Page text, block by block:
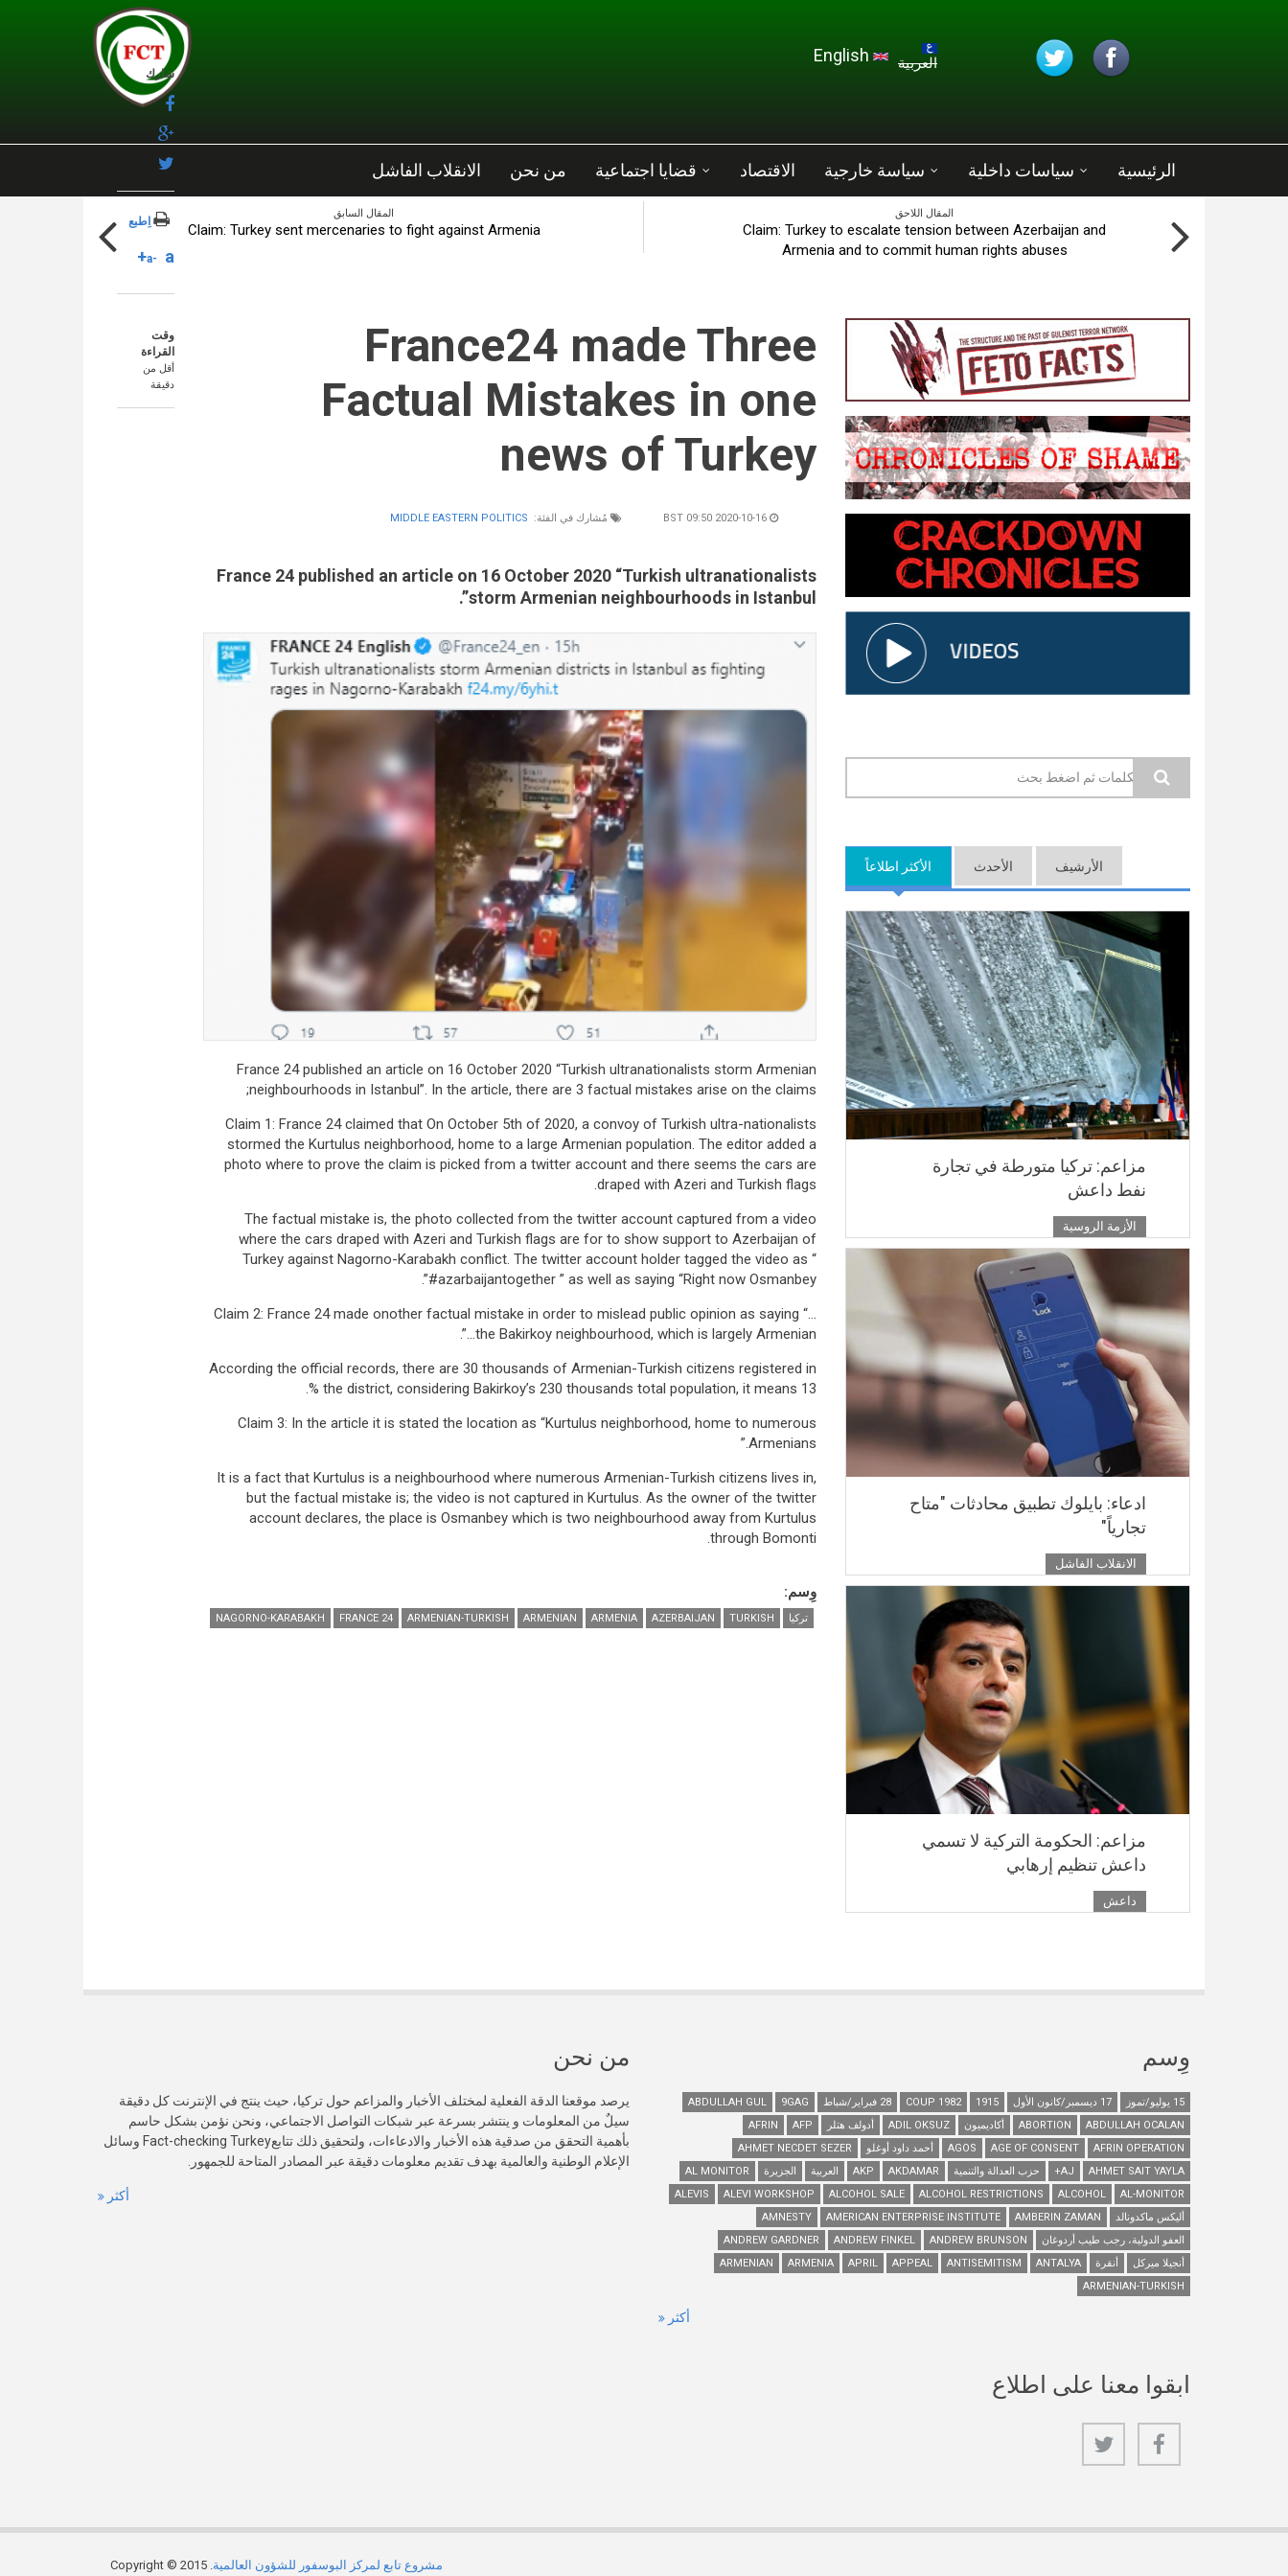
العربية
الرئيسية سياسات داخلية سياسة خارجية الاقتصاد قضايا اجتماعية من نحن الانقلاب الفاشل
المقال السابق
Claim: Turkey sent mercenaries to fight against Armenia
المقال اللاحق
Claim: Turkey to escalate tension between Azerbaijan and
Armenia and to commit human rights abuses
وقت
القراءة
أقل من
دقيقة
شارك
اِطبع
a- a+
France24 made Three
Factual Mistakes in one
news of Turkey
مُشارك في الفئة: MIDDLE EASTERN POLITICS
France 24 published an article on 16 October 2020 “Turkish ultranationalists
storm Armenian neighbourhoods in Istanbul”.
France 24 published an article on 16 October 2020 “Turkish ultranationalists storm Armenian
neighbourhoods in Istanbul”. In the article, there are 3 factual mistakes arise on the claims;
Claim 1: France 24 claimed that On October 5th of 2020, a convoy of Turkish ultra-nationalists
stormed the Kurtulus neighborhood, home to a large Armenian population. The editor added a
photo where to prove the claim is picked from a twitter account and there seems the cars are
draped with Azeri and Turkish flags.
The factual mistake is, the photo collected from the twitter account captured from a video
where the cars draped with Azeri and Turkish flags are for to show support to Azerbaijan of
Turkey against Nagorno-Karabakh conflict. The twitter account holder tagged the video as “
#azarbaijantogether ” as well as saying “Right now Osmanbey”.
Claim 2: France 24 made onother factual mistake in order to mislead public opinion as saying “…
the Bakirkoy neighbourhood, which is largely Armenian…”.
According the official records, there are 30 thousands of Armenian-Turkish citizens registered in
the district, considering Bakirkoy’s 230 thousands total population, it means 13 %.
Claim 3: In the article it is stated the location as “Kurtulus neighborhood, home to numerous
Armenians.”
It is a fact that Kurtulus is a neighbourhood where numerous Armenian-Turkish citizens lives in,
but the factual mistake is; the video is not captured in Kurtulus. As the owner of the twitter
account declares, the place is Osmanbey which is two neighbourhood away from Kurtulus
through Bomonti.
وِسم:
تركيا TURKISH
AZERBAIJAN
ARMENIA
ARMENIAN
ARMENIAN-TURKISH
FRANCE 24
NAGORNO-KARABAKH
استمارة البحث
الأكثر اطلاعاً(علامة التبويب النشطة) الأحدث الأرشيف
مزاعم: تركيا متورطة في تجارة
نفط داعش
الأزمة الروسية
ادعاء: بايلوك تطبيق محادثات "متاح
تجارياً"
الانقلاب الفاشل
مزاعم: الحكومة التركية لا تسمي
داعش تنظيم إرهابي
داعش
من نحن
يرصد موقعنا الدقة الفعلية لمختلف الأخبار والمزاعم حول تركيا، حيث ينتج في الإنترنت كل دقيقة
سيلٌ من المعلومات و ينتشر بسرعة عبر شبكات التواصل الاجتماعي، ونحن نؤمن بشكل حاسم
بأهمية التحقق من صدقية هذه الأخبار والادعاءات، ولتحقيق ذلك تتابعFact-checking Turkey وسائل
الإعلام الوطنية والعالمية بهدف تقديم معلومات دقيقة عبر المصادر المتاحة للجمهور.
أكثر
وِسم
15 يوليو/تموز 17 ديسمبر/كانون الأول 1915
1982 COUP 28 فبراير/شباط 9GAG
ABDULLAH GUL
ABDULLAH OCALAN
ABORTION أكاديميون ADIL OKSUZ أدولف هتلر AFP
AFRIN
AFRIN OPERATION
AGE OF CONSENT
AGOS أحمد داود أوغلو
AHMET NECDET SEZER
AHMET SAIT YAYLA
AJ+ حزب العدالة والتنمية AKDAMAR
AKP العربية الجزيرة
AL MONITOR
AL-MONITOR
ALCOHOL
ALCOHOL RESTRICTIONS
ALCOHOL SALE
ALEVI WORKSHOP
ALEVIS
أليكس ماكدونالد
AMBERIN ZAMAN
AMERICAN ENTERPRISE INSTITUTE
AMNESTY
العفو الدولية، رجب طيب أردوغان
ANDREW BRUNSON
ANDREW FINKEL
ANDREW GARDNER
أنجيلا ميركل
أنقرة ANTALYA
ANTISEMITISM
APPEAL
APRIL
ARMENIA
ARMENIAN
ARMENIAN-TURKISH
أكثر
ابقوا معنا على اطلاع
مشروع تابع لمركز البوسفور للشؤون العالمية . Copyright © 2015